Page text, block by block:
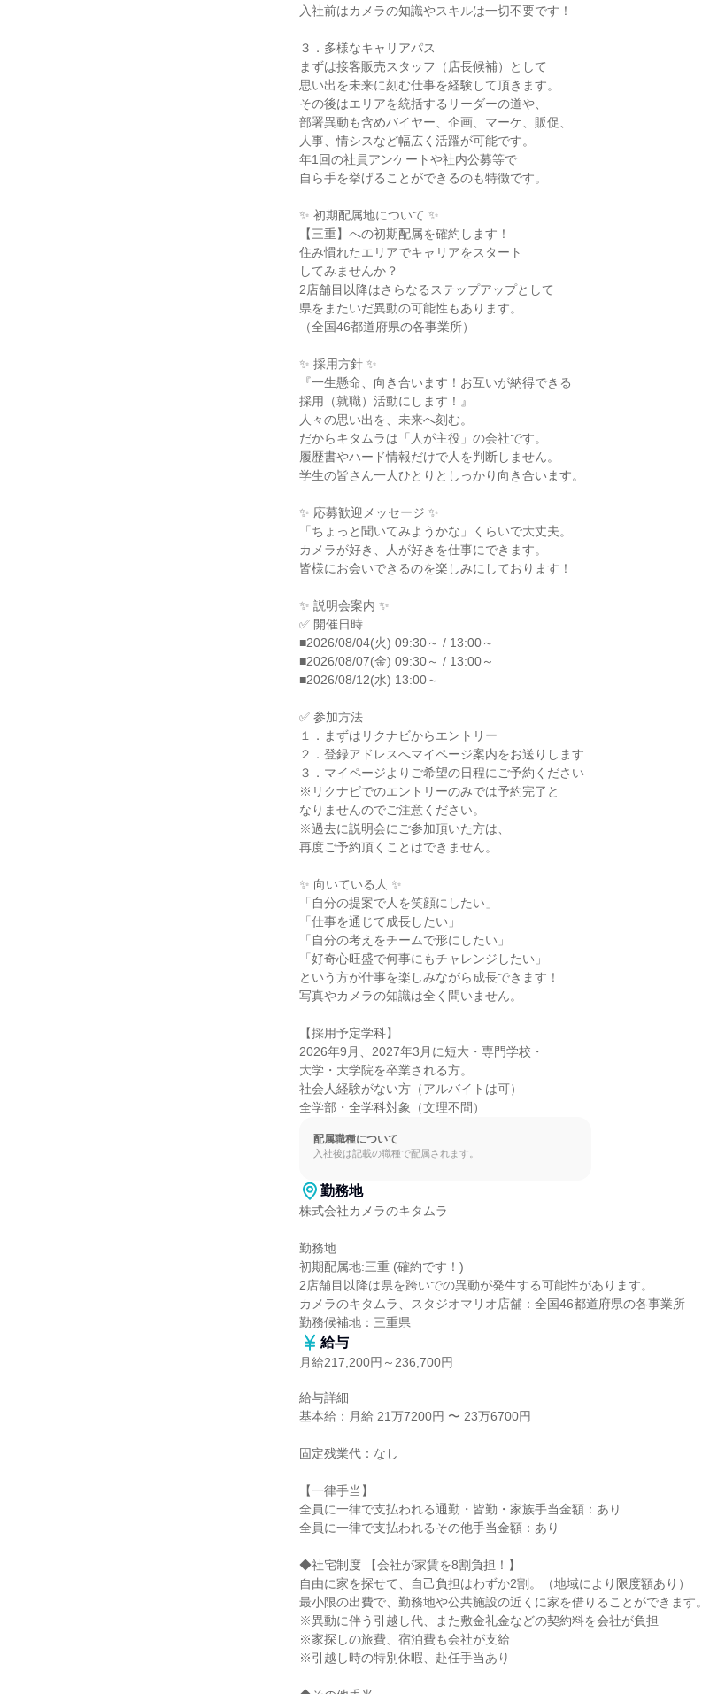
入社前はカメラの知識やスキルは一切不要です！
３．多様なキャリアパス
まずは接客販売スタッフ（店長候補）として
思い出を未来に刻む仕事を経験して頂きます。
その後はエリアを統括するリーダーの道や、
部署異動も含めバイヤー、企画、マーケ、販促、
人事、情シスなど幅広く活躍が可能です。
年1回の社員アンケートや社内公募等で
自ら手を挙げることができるのも特徴です。
✨ 初期配属地について ✨
【三重】への初期配属を確約します！
住み慣れたエリアでキャリアをスタート
してみませんか？
2店舗目以降はさらなるステップアップとして
県をまたいだ異動の可能性もあります。
（全国46都道府県の各事業所）
✨ 採用方針 ✨
『一生懸命、向き合います！お互いが納得できる
採用（就職）活動にします！』
人々の思い出を、未来へ刻む。
だからキタムラは「人が主役」の会社です。
履歴書やハード情報だけで人を判断しません。
学生の皆さん一人ひとりとしっかり向き合います。
✨ 応募歓迎メッセージ ✨
「ちょっと聞いてみようかな」くらいで大丈夫。
カメラが好き、人が好きを仕事にできます。
皆様にお会いできるのを楽しみにしております！
✨ 説明会案内 ✨
✅ 開催日時
■2026/08/04(火) 09:30～ / 13:00～
■2026/08/07(金) 09:30～ / 13:00～
■2026/08/12(水) 13:00～
✅ 参加方法
１．まずはリクナビからエントリー
２．登録アドレスへマイページ案内をお送りします
３．マイページよりご希望の日程にご予約ください
※リクナビでのエントリーのみでは予約完了と
なりませんのでご注意ください。
※過去に説明会にご参加頂いた方は、
再度ご予約頂くことはできません。
✨ 向いている人 ✨
「自分の提案で人を笑顔にしたい」
「仕事を通じて成長したい」
「自分の考えをチームで形にしたい」
「好奇心旺盛で何事にもチャレンジしたい」
という方が仕事を楽しみながら成長できます！
写真やカメラの知識は全く問いません。
【採用予定学科】
2026年9月、2027年3月に短大・専門学校・
大学・大学院を卒業される方。
社会人経験がない方（アルバイトは可）
全学部・全学科対象（文理不問）
配属職種について
入社後は記載の職種で配属されます。
勤務地
株式会社カメラのキタムラ
勤務地
初期配属地:三重 (確約です！)
2店舗目以降は県を跨いでの異動が発生する可能性があります。
カメラのキタムラ、スタジオマリオ店舗：全国46都道府県の各事業所
勤務候補地：三重県
給与
月給217,200円～236,700円
給与詳細
基本給：月給 21万7200円 〜 23万6700円
固定残業代：なし
【一律手当】
全員に一律で支払われる通勤・皆勤・家族手当金額：あり
全員に一律で支払われるその他手当金額：あり
◆社宅制度 【会社が家賃を8割負担！】
自由に家を探せて、自己負担はわずか2割。（地域により限度額あり）
最小限の出費で、勤務地や公共施設の近くに家を借りることができます。
※異動に伴う引越し代、また敷金礼金などの契約料を会社が負担
※家探しの旅費、宿泊費も会社が支給
※引越し時の特別休暇、赴任手当あり